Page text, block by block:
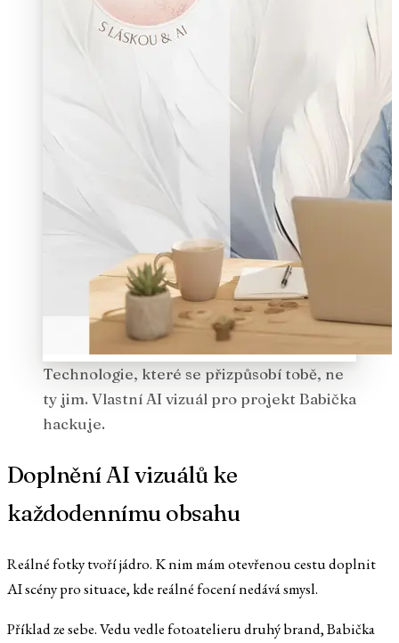
Technologie, které se přizpůsobí tobě, ne
ty jim. Vlastní AI vizuál pro projekt Babička
hackuje.
Doplnění AI vizuálů ke
každodennímu obsahu
Reálné fotky tvoří jádro. K nim mám otevřenou cestu doplnit
AI scény pro situace, kde reálné focení nedává smysl.
Příklad ze sebe. Vedu vedle fotoatelieru druhý brand, Babička